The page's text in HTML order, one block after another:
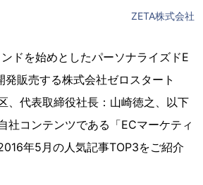
ZETA株式会社
ドを始めとしたパーソナライズドE
販売する株式会社ゼロスタート
、代表取締役社長：山崎徳之、以下
社コンテンツである「ECマーケティ
年5月の人気記事TOP3をご紹介